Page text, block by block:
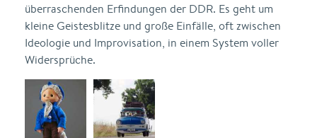
überraschenden Erfindungen der DDR. Es geht um
kleine Geistesblitze und große Einfälle, oft zwischen
Ideologie und Improvisation, in einem System voller
Widersprüche.